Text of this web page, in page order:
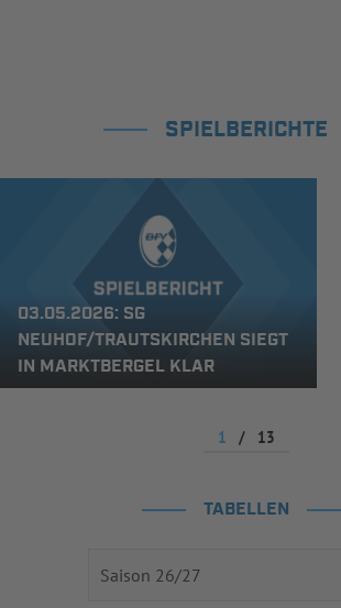
SPIELBERICHTE
03.05.2026: SG
NEUHOF/TRAUTSKIRCHEN SIEGT
IN MARKTBERGEL KLAR
1 / 13
TABELLEN